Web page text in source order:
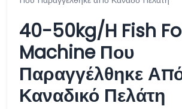
40-50kg/h Fish
Machine Που
Παραγγέλθηκε
Καναδικό Πελάτη